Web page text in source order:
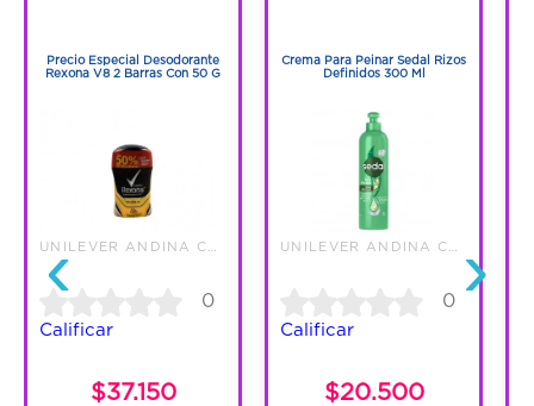
‹
Precio Especial Desodorante
Rexona V8 2 Barras Con 50 G
0
Calificar
$37.150
Crema Para Peinar Sedal Rizos
Definidos 300 Ml
0
Calificar
$20.500
›